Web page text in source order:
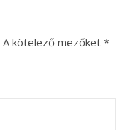
A kötelező mezőket *